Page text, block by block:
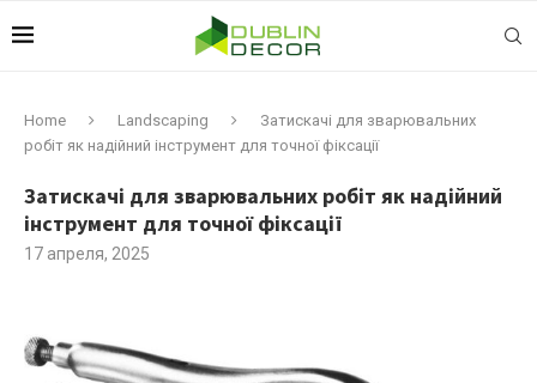
Home Landscaping
Затискачі для зварювальних
робіт як надійний інструмент для точної фіксації
Затискачі для зварювальних робіт як надійний
інструмент для точної фіксації
17 апреля, 2025